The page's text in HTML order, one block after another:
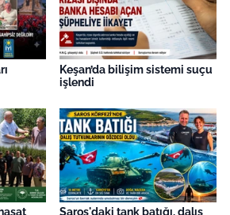
Keşan’da bilişim sistemi suçu
işlendi
Saros'daki tank batığı, dalış